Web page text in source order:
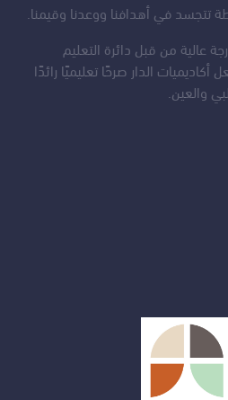
تتجسد في أهدافنا ووعدنا وقيمنا.
عالية من قبل دائرة التعليم
الدار صرحًا تعليميًا رائدًا
والعين.